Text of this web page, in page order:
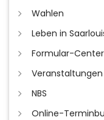
Wahlen
Leben in
Formular-Center
Veranstaltungen
NBS
Online-